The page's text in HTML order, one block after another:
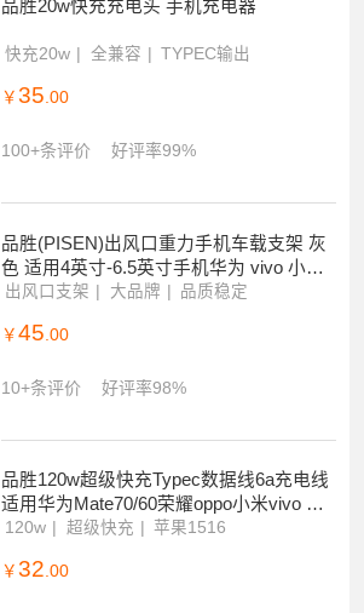
品胜20w快充充电头 手机充电器
快充20w 全兼容 TYPEC输出
￥ 35.00
100+条评价 好评率99%
品胜(PISEN)出风口重力手机车载支架 灰
色 适用4英寸-6.5英寸手机华为 vivo 小米
OPPO 三星等
出风口支架 大品牌 品质稳定
￥ 45 .00
10+条评价 好评率98%
品胜120w超级快充Typec数据线6a充电线
适用华为Mate70/60荣耀oppo小米vivo 手
机等
120w 超级快充 苹果1516
￥ 32.00